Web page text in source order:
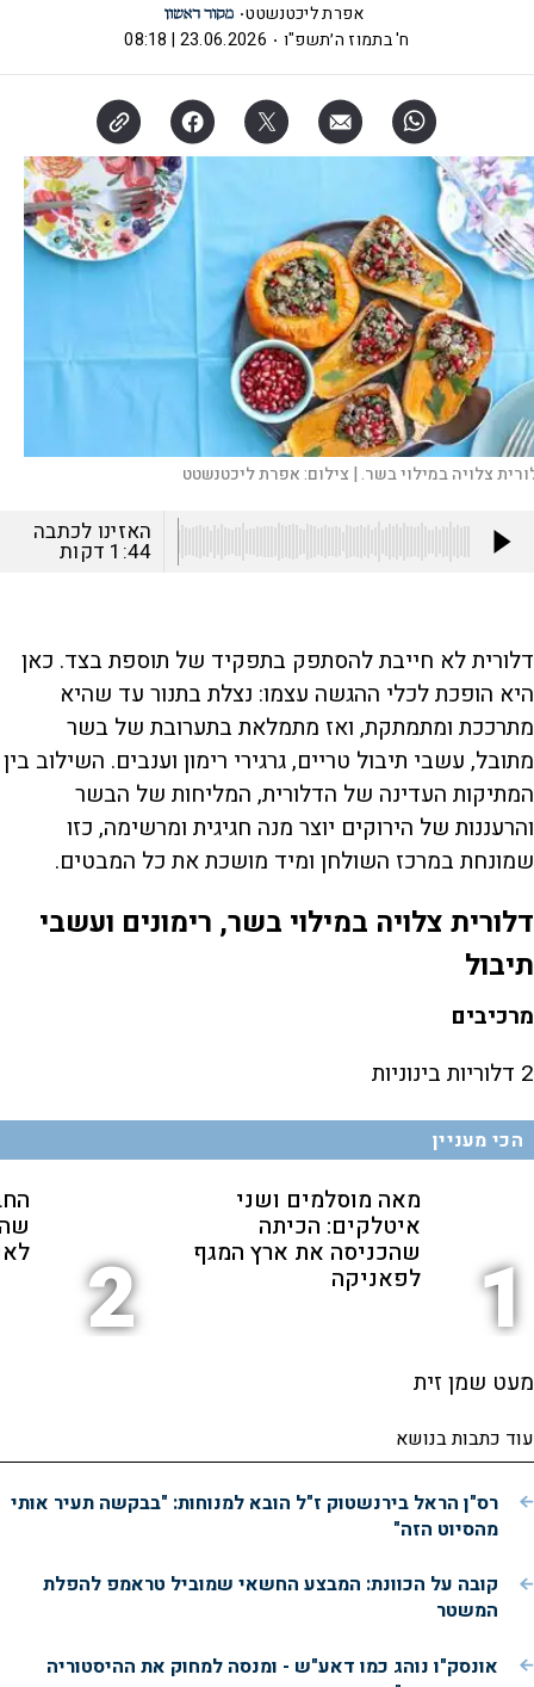
אפרת ליכטנשטט
ח' בתמוז ה׳תשפ"ו
23.06.2026 | 08:18
צלויה במילוי בשר. | צילום:אפרת ליכטנשטט
האזינו לכתבה
1:44 דקות
דלורית לא חייבת להסתפק בתפקיד של תוספת בצד. כאן
היא הופכת לכלי ההגשה עצמו: נצלת בתנור עד שהיא
מתרככת ומתמתקת, ואז מתמלאת בתערובת של בשר
מתובל, עשבי תיבול טריים, גרגירי רימון וענבים. השילוב בין
המתיקות העדינה של הדלורית, המליחות של הבשר
והרעננות של הירוקים יוצר מנה חגיגית ומרשימה, כזו
שמונחת במרכז השולחן ומיד מושכת את כל המבטים.
דלורית צלויה במילוי בשר, רימונים ועשבי
תיבול
מרכיבים
2 דלוריות בינוניות
הכי מעניין
1
מאה מוסלמים ושני
איטלקים: הכיתה
שהכניסה את ארץ המגף
לפאניקה 2
מעט שמן זית
עוד כתבות בנושא
רס"ן הראל בירנשטוק ז"ל הובא למנוחות: "בבקשה תעיר אותי
מהסיוט הזה"
קובה על הכוונת: המבצע החשאי שמוביל טראמפ להפלת
המשטר
אונסק"ו נוהג כמו דאע"ש - ומנסה למחוק את ההיסטוריה